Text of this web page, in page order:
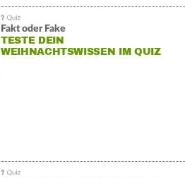
Fakt oder Fake
TESTE DEIN
WEIHNACHTSWISSEN IM QUIZ